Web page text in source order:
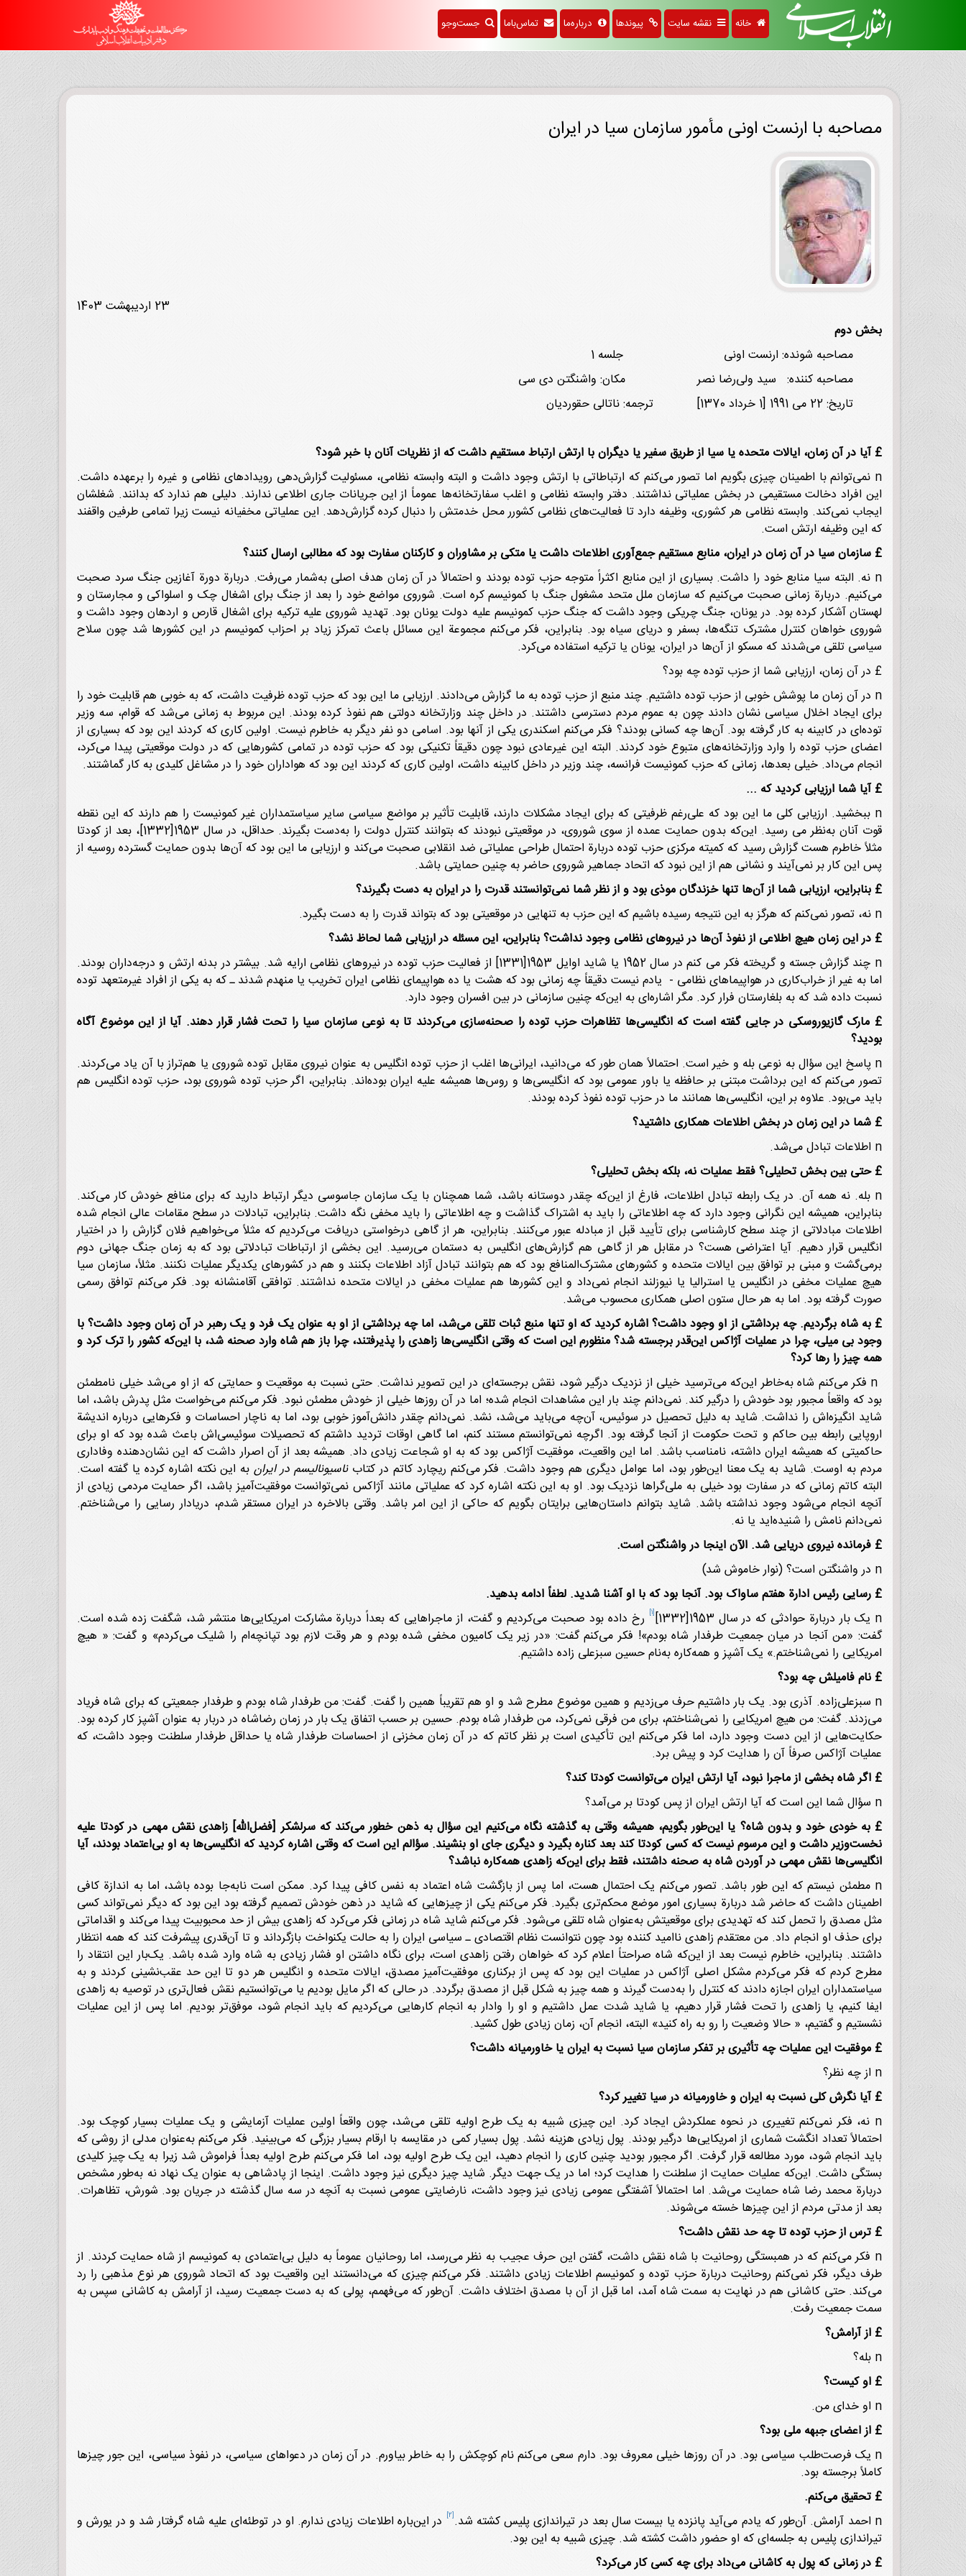
خانه نقشه سایت پیوندها درباره‌ما تماس‌باما جست‌وجو
مصاحبه با ارنست اونی مأمور سازمان سیا در ایران
23 اردیبهشت 1403
بخش دوم
مصاحبه شونده: ارنست اونی جلسه 1
مصاحبه کننده: سید ولی‌رضا نصر مکان: واشنگتن دی سی
تاریخ: 22 می 1991 [1 خرداد 1370] ترجمه: ناتالی حقوردیان
£آیا در آن زمان، ایالات متحده یا سیا از طریق سفیر یا دیگران با ارتش ارتباط مستقیم داشت که از نظریات آنان با خبر شود؟
n نمی‌توانم با اطمینان چیزی بگویم اما تصور می‌کنم که ارتباطاتی با ارتش وجود داشت و البته وابسته نظامی، مسئولیت گزارش‌دهی رویدادهای نظامی و غیره را برعهده داشت.
این افراد دخالت مستقیمی در بخش عملیاتی نداشتند. دفتر وابسته نظامی و اغلب سفارتخانه‌ها عموماً از این جریانات جاری اطلاعی ندارند. دلیلی هم ندارد که بدانند. شغلشان
ایجاب نمی‌کند. وابسته نظامی هر کشوری، وظیفه دارد تا فعالیت‌های نظامی کشورر محل خدمتش را دنبال کرده گزارش‌دهد. این عملیاتی مخفیانه نیست زیرا تمامی طرفین واقفند
که این وظیفه ارتش است.
£ سازمان سیا در آن زمان در ایران، منابع مستقیم جمع‌آوری اطلاعات داشت یا متکی بر مشاوران و کارکنان سفارت بود که مطالبی ارسال کنند؟
n نه. البته سیا منابع خود را داشت. بسیاری از این منابع اکثراً متوجه حزب توده بودند و احتمالاً در آن زمان هدف اصلی به‌شمار می‌رفت. دربارة دورة آغازین جنگ سرد صحبت
می‌کنیم. دربارة زمانی صحبت می‌کنیم که سازمان ملل متحد مشغول جنگ با کمونیسم کره است. شوروی مواضع خود را بعد از جنگ برای اشغال چک و اسلواکی و مجارستان و
لهستان آشکار کرده بود. در یونان، جنگ چریکی وجود داشت که جنگ حزب کمونیسم علیه دولت یونان بود. تهدید شوروی علیه ترکیه برای اشغال قارص و اردهان وجود داشت و
شوروی خواهان کنترل مشترک تنگه‌ها، بسفر و دریای سیاه بود. بنابراین، فکر می‌کنم مجموعة این مسائل باعث تمرکز زیاد بر احزاب کمونیسم در این کشورها شد چون سلاح
سیاسی تلقی می‌شدند که مسکو از آن‌ها در ایران، یونان یا ترکیه استفاده می‌کرد.
£ در آن زمان، ارزیابی شما از حزب توده چه بود؟
n در آن زمان ما پوشش خوبی از حزب توده داشتیم. چند منبع از حزب توده به ما گزارش می‌دادند. ارزیابی ما این بود که حزب توده ظرفیت داشت، که به خوبی هم قابلیت خود را
برای ایجاد اخلال سیاسی نشان دادند چون به عموم مردم دسترسی داشتند. در داخل چند وزارتخانه دولتی هم نفوذ کرده بودند. این مربوط به زمانی می‌شد که قوام، سه وزیر
توده‌ای در کابینه به کار گرفته بود. آن‌ها چه کسانی بودند؟ فکر می‌کنم اسکندری یکی از آنها بود. اسامی دو نفر دیگر به خاطرم نیست. اولین کاری که کردند این بود که بسیاری از
اعضای حزب توده را وارد وزارتخانه‌های متبوع خود کردند. البته این غیرعادی نبود چون دقیقاً تکنیکی بود که حزب توده در تمامی کشورهایی که در دولت موقعیتی پیدا می‌کرد،
انجام می‌داد. خیلی بعدها، زمانی که حزب کمونیست فرانسه، چند وزیر در داخل کابینه داشت، اولین کاری که کردند این بود که هواداران خود را در مشاغل کلیدی به کار گماشتند.
£آیا شما ارزیابی کردید که ...
n ببخشید. ارزیابی کلی ما این بود که علی‌رغم ظرفیتی که برای ایجاد مشکلات دارند، قابلیت تأثیر بر مواضع سیاسی سایر سیاستمداران غیر کمونیست را هم دارند که این نقطه
قوت آنان به‌نظر می رسید. این‌که بدون حمایت عمده از سوی شوروی، در موقعیتی نبودند که بتوانند کنترل دولت را به‌دست بگیرند. حداقل، در سال 1953[1332]، بعد از کودتا
مثلاً خاطرم هست گزارش رسید که کمیته مرکزی حزب توده دربارة احتمال طراحی عملیاتی ضد انقلابی صحبت می‌کند و ارزیابی ما این بود که آن‌ها بدون حمایت گسترده روسیه از
پس این کار بر نمی‌آیند و نشانی هم از این نبود که اتحاد جماهیر شوروی حاضر به چنین حمایتی باشد.
£ بنابراین، ارزیابی شما از آن‌ها تنها خزندگان موذی بود و از نظر شما نمی‌توانستند قدرت را در ایران به دست بگیرند؟
n نه، تصور نمی‌کنم که هرگز به این نتیجه رسیده باشیم که این حزب به تنهایی در موقعیتی بود که بتواند قدرت را به دست بگیرد.
£ در این زمان هیچ اطلاعی از نفوذ آن‌ها در نیروهای نظامی وجود نداشت؟ بنابراین، این مسئله در ارزیابی شما لحاظ نشد؟
n چند گزارش جسته و گریخته فکر می کنم در سال 1952 یا شاید اوایل 1953[1331] از فعالیت حزب توده در نیروهای نظامی ارایه شد. بیشتر در بدنه ارتش و درجه‌داران بودند.
اما به غیر از خراب‌کاری در هواپیماهای نظامی - یادم نیست دقیقاً چه زمانی بود که هشت یا ده هواپیمای نظامی ایران تخریب یا منهدم شدند ـ که به یکی از افراد غیرمتعهد توده
نسبت داده شد که به بلغارستان فرار کرد. مگر اشاره‌ای به این‌که چنین سازمانی در بین افسران وجود دارد.
£ مارک گازیوروسکی در جایی گفته است که انگلیسی‌ها تظاهرات حزب توده را صحنه‌سازی می‌کردند تا به نوعی سازمان سیا را تحت فشار قرار دهند. آیا از این موضوع آگاه
بودید؟
n پاسخ این سؤال به نوعی بله و خیر است. احتمالاً همان طور که می‌دانید، ایرانی‌ها اغلب از حزب توده انگلیس به عنوان نیروی مقابل توده شوروی یا هم‌تراز با آن یاد می‌کردند.
تصور می‌کنم که این برداشت مبتنی بر حافظه یا باور عمومی بود که انگلیسی‌ها و روس‌ها همیشه علیه ایران بوده‌اند. بنابراین، اگر حزب توده شوروی بود، حزب توده انگلیس هم
باید می‌بود. علاوه بر این، انگلیسی‌ها همانند ما در حزب توده نفوذ کرده بودند.
£ شما در این زمان در بخش اطلاعات همکاری داشتید؟
n اطلاعات تبادل می‌شد.
£حتی بین بخش تحلیلی؟ فقط عملیات نه، بلکه بخش تحلیلی؟
n بله. نه همه آن. در یک رابطه تبادل اطلاعات، فارغ از این‌که چقدر دوستانه باشد، شما همچنان با یک سازمان جاسوسی دیگر ارتباط دارید که برای منافع خودش کار می‌کند.
بنابراین، همیشه این نگرانی وجود دارد که چه اطلاعاتی را باید به اشتراک گذاشت و چه اطلاعاتی را باید مخفی نگه داشت. بنابراین، تبادلات در سطح مقامات عالی انجام شده
اطلاعات مبادلاتی از چند سطح کارشناسی برای تأیید قبل از مبادله عبور می‌کنند. بنابراین، هر از گاهی درخواستی دریافت می‌کردیم که مثلاً می‌خواهیم فلان گزارش را در اختیار
انگلیس قرار دهیم. آیا اعتراضی هست؟ در مقابل هر از گاهی هم گزارش‌های انگلیس به دستمان می‌رسید. این بخشی از ارتباطات تبادلاتی بود که به زمان جنگ جهانی دوم
برمی‌گشت و مبنی بر توافق بین ایالات متحده و کشورهای مشترک‌المنافع بود که هم بتوانند تبادل آزاد اطلاعات بکنند و هم در کشورهای یکدیگر عملیات نکنند. مثلاً، سازمان سیا
هیچ عملیات مخفی در انگلیس یا استرالیا یا نیوزلند انجام نمی‌داد و این کشورها هم عملیات مخفی در ایالات متحده نداشتند. توافقی آقامنشانه بود. فکر می‌کنم توافق رسمی
صورت گرفته بود. اما به هر حال ستون اصلی همکاری محسوب می‌شد.
£ به شاه برگردیم. چه برداشتی از او وجود داشت؟ اشاره کردید که او تنها منبع ثبات تلقی می‌شد، اما چه برداشتی از او به عنوان یک فرد و یک رهبر در آن زمان وجود داشت؟ با
وجود بی میلی، چرا در عملیات آژاکس اینقدر برجسته شد؟ منظورم این است که وقتی انگلیسی‌ها زاهدی را پذیرفتند، چرا باز هم شاه وارد صحنه شد، با این‌که کشور را ترک کرد و
همه چیز را رها کرد؟
n فکر می‌کنم شاه به‌خاطر این‌که می‌ترسید خیلی از نزدیک درگیر شود، نقش برجسته‌ای در این تصویر نداشت. حتی نسبت به موقعیت و حمایتی که از او می‌شد خیلی نامطمئن
بود که واقعاً مجبور بود خودش را درگیر کند. نمی‌دانم چند بار این مشاهدات انجام شده؛ اما در آن روزها خیلی از خودش مطمئن نبود. فکر می‌کنم می‌خواست مثل پدرش باشد، اما
شاید انگیزه‌اش را نداشت. شاید به دلیل تحصیل در سوئیس، آن‌چه می‌باید می‌شد، نشد. نمی‌دانم چقدر دانش‌آموز خوبی بود، اما به ناچار احساسات و فکرهایی درباره اندیشة
اروپایی رابطه بین حاکم و تحت حکومت از آنجا گرفته بود. اگرچه نمی‌توانستم مستند کنم، اما گاهی اوقات تردید داشتم که تحصیلات سوئیسی‌اش باعث شده بود که او برای
حاکمیتی که همیشه ایران داشته، نامناسب باشد. اما این واقعیت، موفقیت آژاکس بود که به او شجاعت زیادی داد. همیشه بعد از آن اصرار داشت که این نشان‌دهنده وفاداری
مردم به اوست. شاید به یک معنا این‌طور بود، اما عوامل دیگری هم وجود داشت. فکر می‌کنم ریچارد کاتم در کتابناسیونالیسم در ایرانبه این نکته اشاره کرده یا گفته است.
البته کاتم زمانی که در سفارت بود خیلی به ملی‌گرا‌ها نزدیک بود. او به این نکته اشاره کرد که عملیاتی مانند آژاکس نمی‌توانست موفقیت‌آمیز باشد، اگر حمایت مردمی زیادی از
آنچه انجام می‌شود وجود نداشته باشد. شاید بتوانم داستان‌هایی برایتان بگویم که حاکی از این امر باشد. وقتی بالاخره در ایران مستقر شدم، دریادار رسایی را می‌شناختم.
نمی‌دانم نامش را شنیده‌اید یا نه.
£ فرمانده نیروی دریایی شد. الآن اینجا در واشنگتن است.
n در واشنگتن است؟ (نوار خاموش شد)
£ رسایی رئیس ادارة هفتم ساواک بود. آنجا بود که با او آشنا شدید. لطفاً ادامه بدهید.
n یک بار دربارة حوادثی که در سال 1953[1332]
[1]
رخ داده بود صحبت می‌کردیم و گفت، از ماجراهایی که بعداً دربارة مشارکت امریکایی‌ها منتشر شد، شگفت زده شده است.
گفت: «من آنجا در میان جمعیت طرفدار شاه بودم»! فکر می‌کنم گفت: «در زیر یک کامیون مخفی شده بودم و هر وقت لازم بود تپانچه‌ام را شلیک می‌کردم» و گفت: « هیچ
امریکایی را نمی‌شناختم.» یک آشپز و همه‌کاره به‌نام حسین سبزعلی زاده داشتیم.
£ نام فامیلش چه بود؟
n سبزعلی‌زاده. آذری بود. یک بار داشتیم حرف می‌زدیم و همین موضوع مطرح شد و او هم تقریباً همین را گفت. گفت: من طرفدار شاه بودم و طرفدار جمعیتی که برای شاه فریاد
می‌زدند. گفت: من هیچ امریکایی را نمی‌شناختم، برای من فرقی نمی‌کرد، من طرفدار شاه بودم. حسین بر حسب اتفاق یک بار در زمان رضاشاه در دربار به عنوان آشپز کار کرده بود.
حکایت‌هایی از این دست وجود دارد، اما فکر می‌کنم این تأکیدی است بر نظر کاتم که در آن زمان مخزنی از احساسات طرفدار شاه یا حداقل طرفدار سلطنت وجود داشت، که
عملیات آژاکس صرفاً آن را هدایت ‌کرد و پیش برد.
£ اگر شاه بخشی از ماجرا نبود، آیا ارتش ایران می‌توانست کودتا کند؟
n سؤال شما این است که آیا ارتش ایران از پس کودتا بر می‌آمد؟
£ به خودی خود و بدون شاه؟ یا این‌طور بگویم، همیشه وقتی به گذشته نگاه می‌کنیم این سؤال به ذهن خطور می‌کند که سرلشکر [فضل‌الله] زاهدی نقش مهمی در کودتا علیه
نخست‌وزیر داشت و این مرسوم نیست که کسی کودتا کند بعد کناره بگیرد و دیگری جای او بنشیند. سؤالم این است که وقتی اشاره کردید که انگلیسی‌ها به او بی‌اعتماد بودند، آیا
انگلیسی‌ها نقش مهمی در آوردن شاه به صحنه داشتند، فقط برای این‌که زاهدی همه‌کاره نباشد؟
n مطمئن نیستم که این طور باشد. تصور می‌کنم یک احتمال هست، اما پس از بازگشت شاه اعتماد به نفس کافی پیدا کرد. ممکن است نابه‌جا بوده باشد، اما به اندازة کافی
اطمینان داشت که حاضر شد دربارة بسیاری امور موضع محکم‌تری بگیرد. فکر می‌کنم یکی از چیزهایی که شاید در ذهن خودش تصمیم گرفته بود این بود که دیگر نمی‌تواند کسی
مثل مصدق را تحمل کند که تهدیدی برای موقعیتش به‌عنوان شاه تلقی می‌شود. فکر می‌کنم شاید شاه در زمانی فکر می‌کرد که زاهدی بیش از حد محبوبیت پیدا می‌کند و اقداماتی
برای حذف او انجام داد. من معتقدم زاهدی ناامید کننده بود چون نتوانست نظام اقتصادی ـ سیاسی ایران را به حالت یکنواخت بازگرداند و تا آن‌قدری پیشرفت کند که همه انتظار
داشتند. بنابراین، خاطرم نیست بعد از این‌که شاه صراحتاً اعلام کرد که خواهان رفتن زاهدی است، برای نگاه داشتن او فشار زیادی به شاه وارد شده باشد. یک‌بار این انتقاد را
مطرح کردم که فکر می‌کردم مشکل اصلی آژاکس در عملیات این بود که پس از برکناری موفقیت‌آمیز مصدق، ایالات متحده و انگلیس هر دو تا این حد عقب‌نشینی کردند و به
سیاستمداران ایران اجازه دادند که کنترل را به‌دست گیرند و همه چیز به شکل قبل از مصدق برگردد. در حالی که اگر مایل بودیم یا می‌توانستیم نقش فعال‌تری در توصیه به زاهدی
ایفا کنیم، یا زاهدی را تحت فشار قرار دهیم، یا شاید شدت عمل داشتیم و او را وادار به انجام کارهایی می‌کردیم که باید انجام شود، موفق‌تر بودیم. اما پس از این عملیات
نشستیم و گفتیم، « حالا وضعیت را رو به راه کنید» البته، انجام آن، زمان زیادی طول کشید.
£ موفقیت این عملیات چه تأثیری بر تفکر سازمان سیا نسبت به ایران یا خاورمیانه داشت؟
n از چه نظر؟
£آیا نگرش کلی نسبت به ایران و خاورمیانه در سیا تغییر کرد؟
n نه، فکر نمی‌کنم تغییری در نحوه عملکردش ایجاد کرد. این چیزی شبیه به یک طرح اولیه تلقی می‌شد، چون واقعاً اولین عملیات آزمایشی و یک عملیات بسیار کوچک بود.
احتمالاً تعداد انگشت شماری از امریکایی‌ها درگیر بودند. پول زیادی هزینه نشد. پول بسیار کمی در مقایسه با ارقام بسیار بزرگی که می‌بینید. فکر می‌کنم به‌عنوان مدلی از روشی که
باید انجام شود، مورد مطالعه قرار گرفت. اگر مجبور بودید چنین کاری را انجام دهید، این یک طرح اولیه بود، اما فکر می‌کنم طرح اولیه بعداً فراموش شد زیرا به یک چیز کلیدی
بستگی داشت. این‌که عملیات حمایت از سلطنت را هدایت کرد؛ اما در یک جهت دیگر. شاید چیز دیگری نیز وجود داشت. اینجا از پادشاهی به عنوان یک نهاد نه به‌طور مشخص
دربارة محمد رضا شاه حمایت می‌شد. اما احتمالاً آشفتگی عمومی زیادی نیز وجود داشت، نارضایتی عمومی نسبت به آنچه در سه سال گذشته در جریان بود. شورش، تظاهرات.
بعد از مدتی مردم از این چیزها خسته می‌شوند.
£ ترس از حزب توده تا چه حد نقش داشت؟
n فکر می‌کنم که در همبستگی روحانیت با شاه نقش داشت، گفتن این حرف عجیب به نظر می‌رسد، اما روحانیان عموماً به دلیل بی‌اعتمادی به کمونیسم از شاه حمایت کردند. از
طرف دیگر، فکر نمی‌کنم روحانیت دربارة حزب توده و کمونیسم اطلاعات زیادی داشتند. فکر می‌کنم چیزی که می‌دانستند این واقعیت بود که اتحاد شوروی هر نوع مذهبی را رد
می‌کند. حتی کاشانی هم در نهایت به سمت شاه آمد، اما قبل از آن با مصدق اختلاف داشت. آن‌طور که می‌فهمم، پولی که به دست جمعیت رسید، از آرامش به کاشانی سپس به
سمت جمعیت رفت.
£ از آرامش؟
n بله؟
£ او کیست؟
n او خدای من.
£ از اعضای جبهه ملی بود؟
n یک فرصت‌طلب سیاسی بود. در آن روزها خیلی معروف بود. دارم سعی می‌کنم نام کوچکش را به خاطر بیاورم. در آن زمان در دعواهای سیاسی، در نفوذ سیاسی، این جور چیزها
کاملاً برجسته بود.
£ تحقیق می‌کنم.
n احمد آرامش. آن‌طور که یادم می‌آید پانزده یا بیست سال بعد در تیراندازی پلیس کشته شد.
[2]
در این‌باره اطلاعات زیادی ندارم. او در توطئه‌ای علیه شاه گرفتار شد و در یورش و
تیراندازی پلیس به جلسه‌ای که او حضور داشت کشته شد. چیزی شبیه به این بود.
£ در زمانی که پول به کاشانی می‌داد برای چه کسی کار می‌کرد؟